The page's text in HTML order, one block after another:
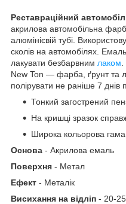
Реставраційний
акрилова автомобільна
алюмінієвій тубі.
сколів на автомобілях.
лакувати безбарвним лаком
New Ton — фарба, ґрунт та
полірувати не раніше 7 днів
Тонкий загострений
На кришці зразок
Широка кольорова гама
Основа - Акрилова емаль
Поверхня - Метал
Ефект - Металік
Висихання на відліп - 20-